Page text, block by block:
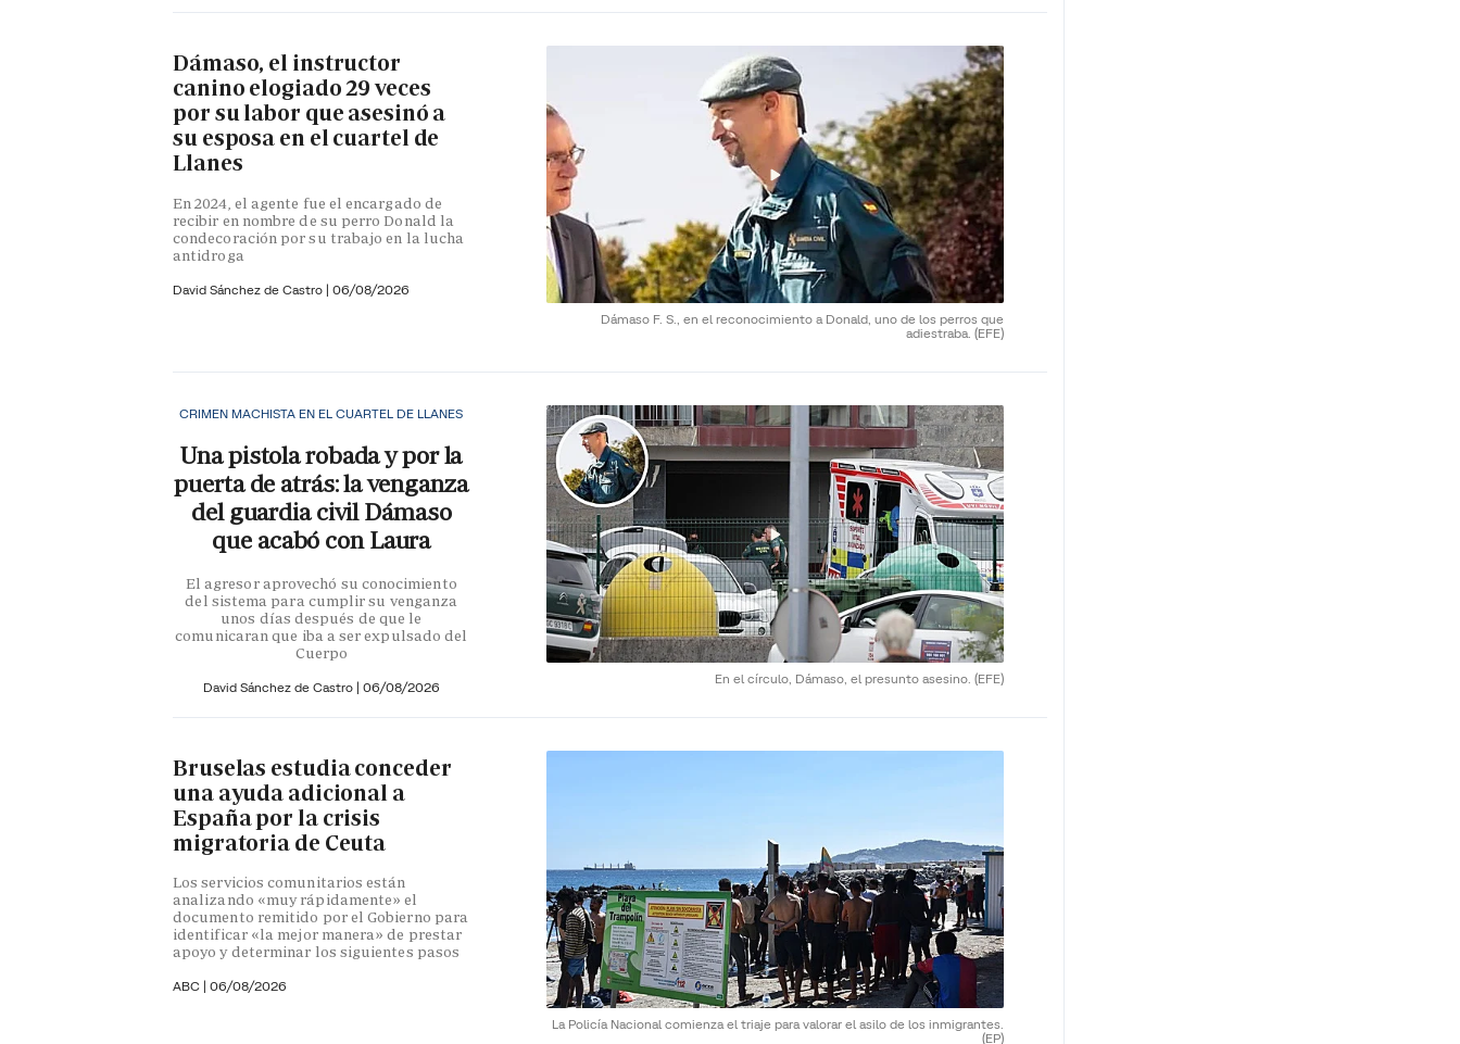
Dámaso F. S., en el reconocimiento a Donald, uno de los perros que
adiestraba. (EFE)
Dámaso, el instructor
canino elogiado 29 veces
por su labor que asesinó a
su esposa en el cuartel de
Llanes
En 2024, el agente fue el encargado de
recibir en nombre de su perro Donald la
condecoración por su trabajo en la lucha
antidroga
David Sánchez de Castro | 06/08/2026
En el círculo, Dámaso, el presunto asesino. (EFE)
CRIMEN MACHISTA EN EL CUARTEL DE LLANES
Una pistola robada y por la
puerta de atrás: la venganza
del guardia civil Dámaso
que acabó con Laura
El agresor aprovechó su conocimiento
del sistema para cumplir su venganza
unos días después de que le
comunicaran que iba a ser expulsado del
Cuerpo
David Sánchez de Castro | 06/08/2026
La Policía Nacional comienza el triaje para valorar el asilo de los inmigrantes.
(EP)
Bruselas estudia conceder
una ayuda adicional a
España por la crisis
migratoria de Ceuta
Los servicios comunitarios están
analizando «muy rápidamente» el
documento remitido por el Gobierno para
identificar «la mejor manera» de prestar
apoyo y determinar los siguientes pasos
ABC | 06/08/2026